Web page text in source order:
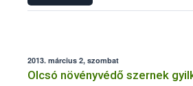
2013. március 2, szombat
Olcsó növényvédő szernek